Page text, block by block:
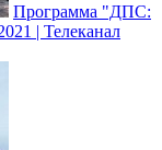
Программа "ДПС:
| Телеканал